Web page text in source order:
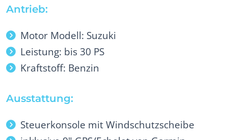
Antrieb:
Motor Modell: Suzuki
Leistung: bis 30 PS
Kraftstoff: Benzin
Ausstattung:
Steuerkonsole mit Windschutzscheibe